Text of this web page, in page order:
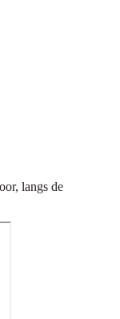
langs de